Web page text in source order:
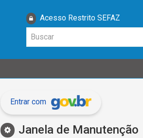
Acesso Restrito SEFAZ
Buscar
Entrar com
Janela de Manutenção